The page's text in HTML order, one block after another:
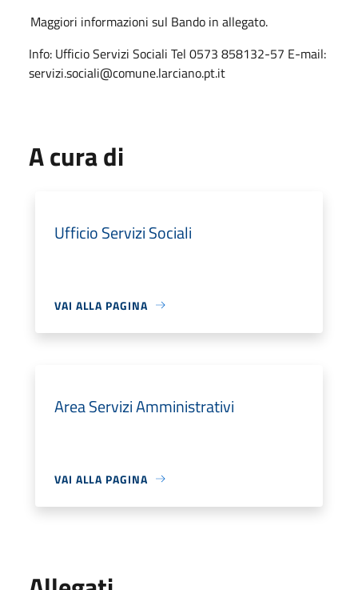
Maggiori informazioni sul Bando in allegato.
Info: Ufficio Servizi Sociali Tel 0573 858132-57 E-mail:
servizi.sociali@comune.larciano.pt.it
A cura di
Ufficio Servizi Sociali
VAI ALLA PAGINA
Area Servizi Amministrativi
VAI ALLA PAGINA